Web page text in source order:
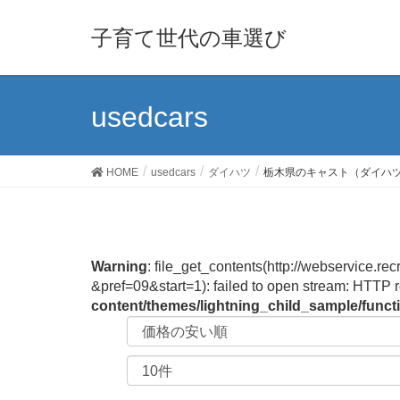
子育て世代の車選び
usedcars
HOME usedcars ダイハツ 栃木県のキャスト（ダイハ
Warning: file_get_contents(http://
&pref=09&start=1): failed to open stream:
content/themes/lightning_child_sample/